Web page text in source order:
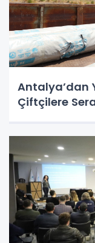
Antalya’dan
Çiftçilere